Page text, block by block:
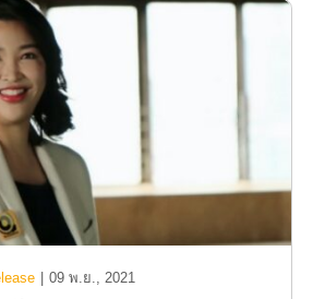
09 พ.ย., 2021